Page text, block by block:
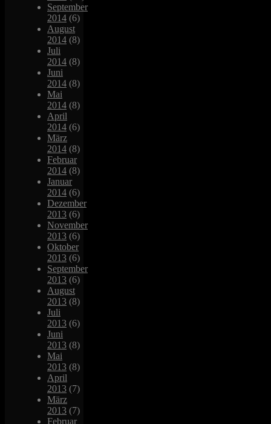
September
2014 (6)
August
2014 (8)
Juli
2014 (8)
Juni
2014 (8)
Mai
2014 (8)
April
2014 (6)
März
2014 (8)
Februar
2014 (8)
Januar
2014 (6)
Dezember
2013 (6)
November
2013 (6)
Oktober
2013 (6)
September
2013 (6)
August
2013 (8)
Juli
2013 (6)
Juni
2013 (8)
Mai
2013 (8)
April
2013 (7)
März
2013 (7)
Februar